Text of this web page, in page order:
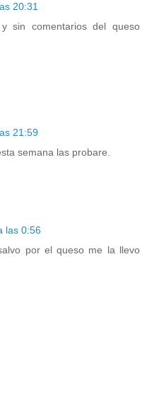
20:31
sin comentarios del queso
21:59
semana las probare.
las 0:56
por el queso me la llevo